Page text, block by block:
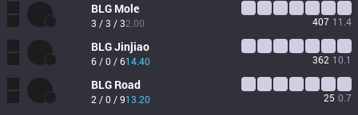
BLG Mole
3 / 3 / 32.00 407 11.4
BLGJinjiao
6 / 0 / 614.40 362 10.1
BLG Road
2 / 0 / 913.20 25 0.7